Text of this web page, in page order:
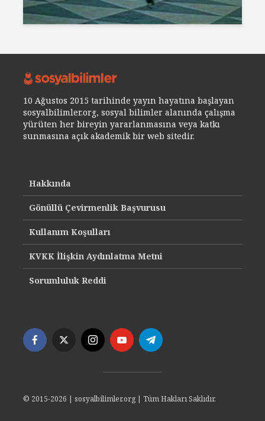
10 Ağustos 2015 tarihinde yayın hayatına başlayan
sosyalbilimler.org, sosyal bilimler alanında çalışma
yürüten her bireyin yararlanmasına veya katkı
sunmasına açık akademik bir web sitedir.
Hakkında
Gönüllü Çevirmenlik Başvurusu
Kullanım Koşulları
KVKK İlişkin Aydınlatma Metni
Sorumluluk Reddi
© 2015-2026 | sosyalbilimler.org | Tüm Hakları Saklıdır.